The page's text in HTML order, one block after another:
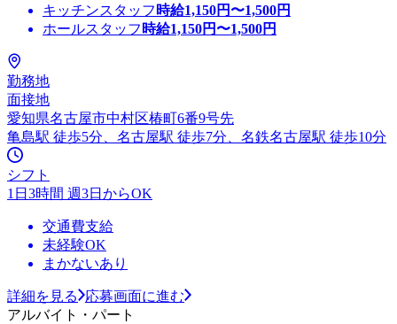
キッチンスタッフ 時給1,150円〜1,500円
ホールスタッフ 時給1,150円〜1,500円
勤務地
面接地
愛知県名古屋市中村区椿町6番9号先
亀島駅 徒歩5分、名古屋駅 徒歩7分、名鉄名古屋駅 徒歩10分
シフト
1日3時間 週3日からOK
交通費支給
未経験OK
まかないあり
詳細を見る
応募画面に進む
アルバイト・パート